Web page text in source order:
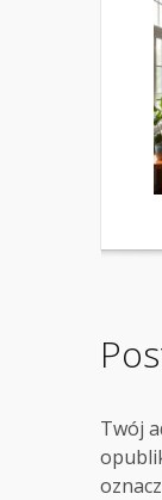
Twój